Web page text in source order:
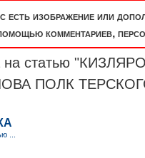
есть изображение или
комментариев,
на статью
ПОЛК